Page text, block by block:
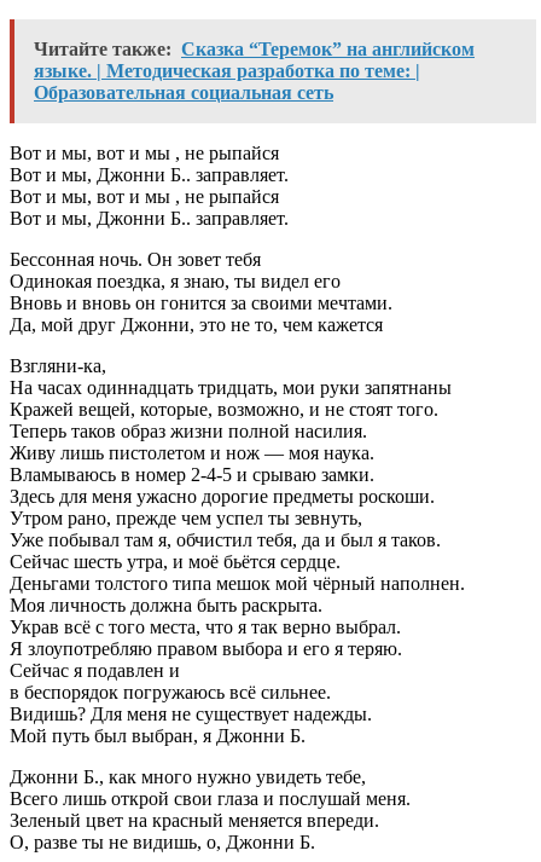
Читайте также: Сказка “Теремок” на английском
языке. | Методическая разработка по теме: |
Образовательная социальная сеть
Вот и мы, вот и мы , не рыпайся
Вот и мы, Джонни Б.. заправляет.
Вот и мы, вот и мы , не рыпайся
Вот и мы, Джонни Б.. заправляет.
Бессонная ночь. Он зовет тебя
Одинокая поездка, я знаю, ты видел его
Вновь и вновь он гонится за своими мечтами.
Да, мой друг Джонни, это не то, чем кажется
Взгляни-ка,
На часах одиннадцать тридцать, мои руки запятнаны
Кражей вещей, которые, возможно, и не стоят того.
Теперь таков образ жизни полной насилия.
Живу лишь пистолетом и нож — моя наука.
Вламываюсь в номер 2-4-5 и срываю замки.
Здесь для меня ужасно дорогие предметы роскоши.
Утром рано, прежде чем успел ты зевнуть,
Уже побывал там я, обчистил тебя, да и был я таков.
Сейчас шесть утра, и моё бьётся сердце.
Деньгами толстого типа мешок мой чёрный наполнен.
Моя личность должна быть раскрыта.
Украв всё с того места, что я так верно выбрал.
Я злоупотребляю правом выбора и его я теряю.
Сейчас я подавлен и
в беспорядок погружаюсь всё сильнее.
Видишь? Для меня не существует надежды.
Мой путь был выбран, я Джонни Б.
Джонни Б., как много нужно увидеть тебе,
Всего лишь открой свои глаза и послушай меня.
Зеленый цвет на красный меняется впереди.
О, разве ты не видишь, о, Джонни Б.